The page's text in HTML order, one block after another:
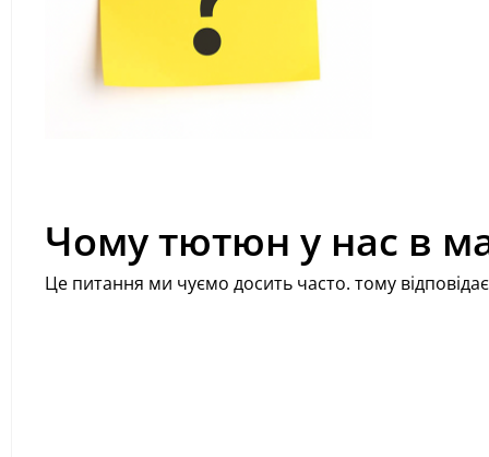
Чому тютюн у нас в
Це питання ми чуємо досить часто. тому